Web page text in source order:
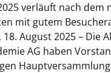
verläuft nach dem
mit gutem
August 2025 – Die
AG haben